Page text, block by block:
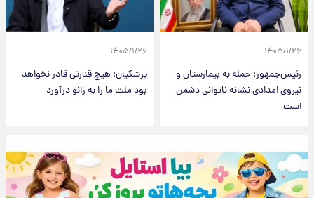
۱۴۰۵/۱/۲۶
رئیس‌جمهور: حمله به بیمارستان‌ و
نیروی امدادی نشانه ناتوانی دشمن
است
۱۴۰۵/۱/۲۶
پزشکیان: هیچ قدرتی قادر نخواهد
بود ملت ما را به زانو درآورد